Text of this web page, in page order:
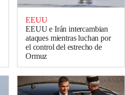
EEUU
EEUU e Irán intercambian
ataques mientras luchan por
el control del estrecho de
Ormuz